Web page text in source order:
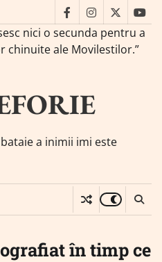
facebookinstagram
twitter
nici o secunda pentru a
chinuite ale Movilestilor.”
a inimii imi este
în timp ce